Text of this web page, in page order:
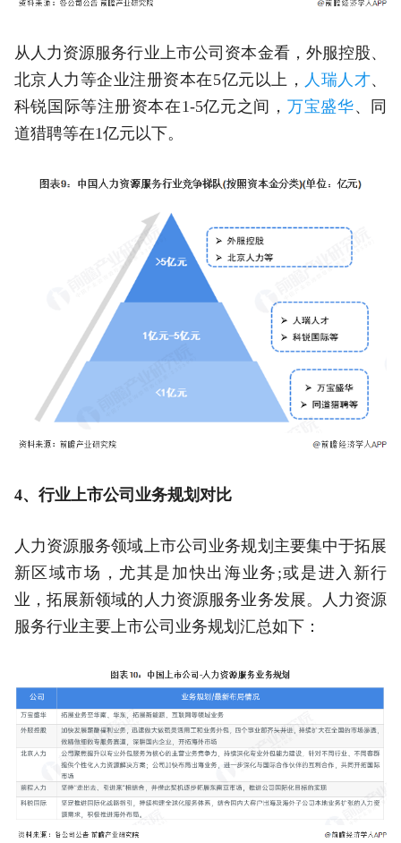
从人力资源服务行业上市公司资本金看，外服控股、
北京人力等企业注册资本在5亿元以上， 人瑞人才、
科锐国际等注册资本在1-5亿元之间， 万宝盛华、同
道猎聘等在1亿元以下。
4、行业上市公司业务规划对比
人力资源服务领域上市公司业务规划主要集中于拓展
新区域市场，尤其是加快出海业务;或是进入新行
业，拓展新领域的人力资源服务业务发展。人力资源
服务行业主要上市公司业务规划汇总如下：